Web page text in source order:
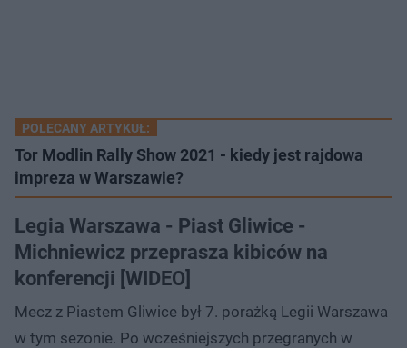
POLECANY ARTYKUŁ:
Tor Modlin Rally Show 2021 - kiedy jest rajdowa
impreza w Warszawie?
Legia Warszawa - Piast Gliwice -
Michniewicz przeprasza kibiców na
konferencji [WIDEO]
Mecz z Piastem Gliwice był 7. porażką Legii Warszawa
w tym sezonie. Po wcześniejszych przegranych w